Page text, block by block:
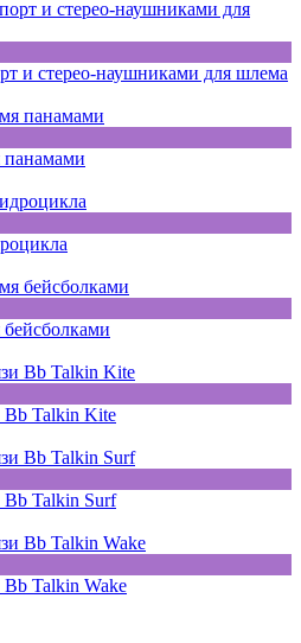
и стерео-наушниками для шлема
панамами
Bb Talkin Kite
Bb Talkin Surf
Talkin Wake